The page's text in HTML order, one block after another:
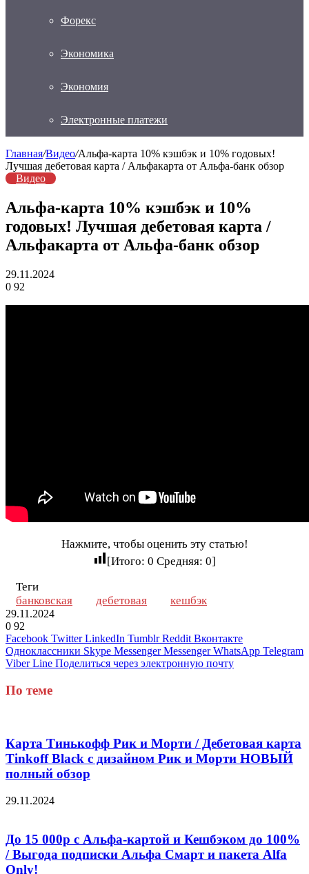
Форекс
Экономика
Экономия
Электронные платежи
Главная/Видео/Альфа-карта 10% кэшбэк и 10% годовых!
Лучшая дебетовая карта / Альфакарта от Альфа-банк обзор
Видео
Альфа-карта 10% кэшбэк и 10%
годовых! Лучшая дебетовая карта /
Альфакарта от Альфа-банк обзор
29.11.2024
0 92
Нажмите, чтобы оценить эту статью!
[Итого: 0 Средняя: 0]
Теги
банковская
дебетовая кешбэк
29.11.2024
0 92
Facebook Twitter LinkedIn Tumblr Reddit Вконтакте
Одноклассники Skype Messenger Messenger WhatsApp Telegram
Viber Line Поделиться через электронную почту
По теме
Карта Тинькофф Рик и Морти / Дебетовая карта
Tinkoff Black с дизайном Рик и Морти НОВЫЙ
полный обзор
29.11.2024
До 15 000р с Альфа-картой и Кешбэком до 100%
/ Выгода подписки Альфа Смарт и пакета Alfa
Only!